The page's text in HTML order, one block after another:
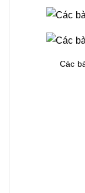
Các